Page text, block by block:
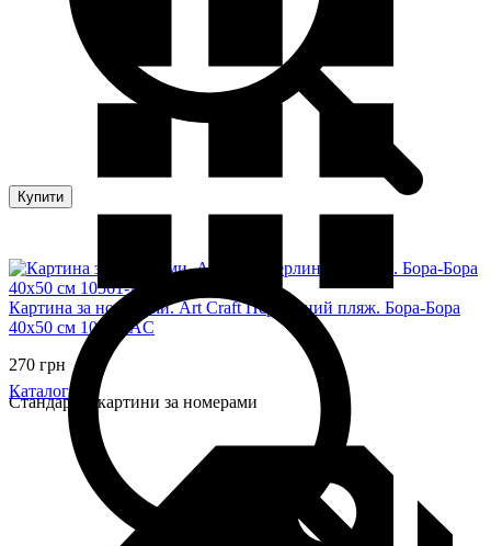
Картина за номерами. Art Craft Перлинний пляж. Бора-Бора
40х50 см 10561-AC
270 грн
Стандартні картини за номерами
Купити
Каталог